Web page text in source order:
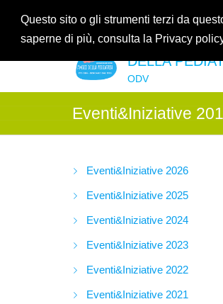
Questo sito o gli strumenti terzi da
saperne di più, consulta la Privacy
DELLA
ODV
Eventi&Iniziative
Eventi&Iniziative 2026
Eventi&Iniziative 2025
Eventi&Iniziative 2024
Eventi&Iniziative 2023
Eventi&Iniziative 2022
Eventi&Iniziative 2021